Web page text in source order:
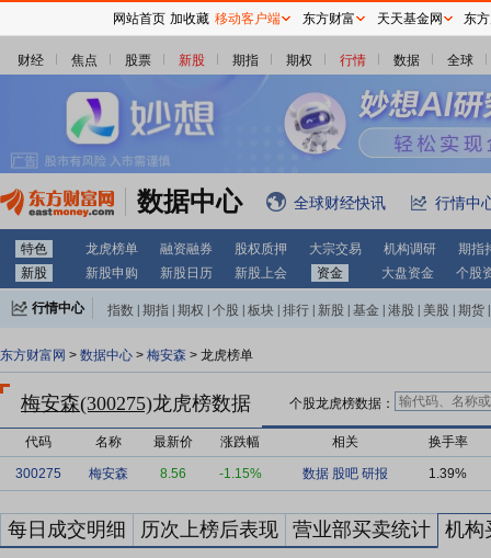
财经 焦点 股票 新股 期指 期权 行情 数据 全球
数据中心 全球财经快讯 行情中
特色 龙虎榜单 融资融券 股权质押 大宗交易 机构调研
期指
新股
新股申购 新股日历 新股上会 资金 大盘资金 个股
行情中心 指数 期指 期权 个股 板块 排行 新股 基金 港股 美股 期货
东方财富网 > 数据中心 > 梅安森 > 龙虎榜单
梅安森(300275)龙虎榜数据 个股龙虎榜数据：
代码 名称 最新价 涨跌幅 相关 换手率
300275 梅安森 8.56 -1.15% 数据 股吧 研报 1.39%
每日成交明细 历次上榜后表现 营业部买卖统计 机构
网站首页 加收藏 移动客户端 东方财富 天天基金网 东